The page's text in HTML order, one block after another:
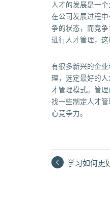
人才的发展是一
在公司发展过程
争的状态，而竞
进行人才管理，这
有很多新兴的企
理，选定最好的
才管理模式。管
找一些制定人才
心竞争力。
学习如何更